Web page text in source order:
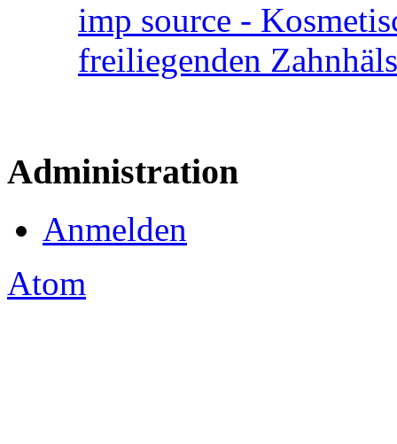
imp source -
freiliegenden
Administration
Anmelden
Atom